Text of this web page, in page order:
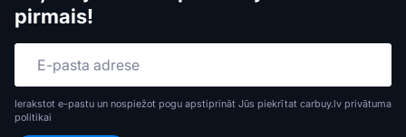
pirmais!
Ierakstot e-pastu un nospiežot pogu apstiprināt Jūs piekrītat carbuy.lv privātuma
politikai